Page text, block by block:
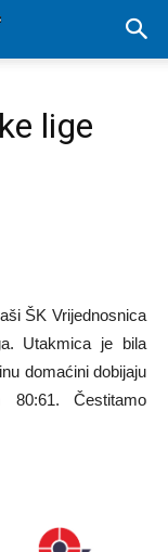
lige
ŠK Vrijednosnica
Utakmica je bila
domaćini dobijaju
80:61. Čestitamo